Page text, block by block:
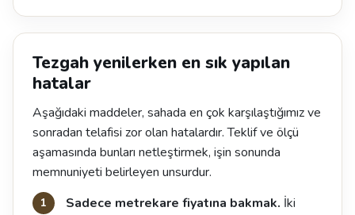
Tezgah yenilerken en sık yapılan
hatalar
Aşağıdaki maddeler, sahada en çok karşılaştığımız ve
sonradan telafisi zor olan hatalardır. Teklif ve ölçü
aşamasında bunları netleştirmek, işin sonunda
memnuniyeti belirleyen unsurdur.
Sadece metrekare fiyatına bakmak. İki